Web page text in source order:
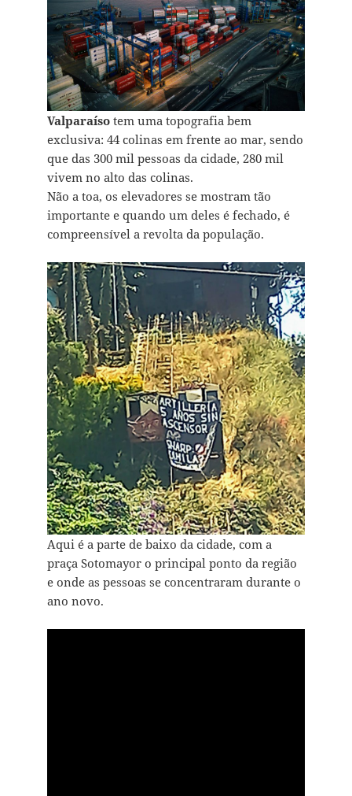
Valparaísotem uma topografia bem
exclusiva: 44 colinas em frente ao mar, sendo
que das 300 mil pessoas da cidade, 280 mil
vivem no alto das colinas.
Não a toa, os elevadores se mostram tão
importante e quando um deles é fechado, é
compreensível a revolta da população.
Aqui é a parte de baixo da cidade, com a
praça Sotomayor o principal ponto da região
e onde as pessoas se concentraram durante o
ano novo.